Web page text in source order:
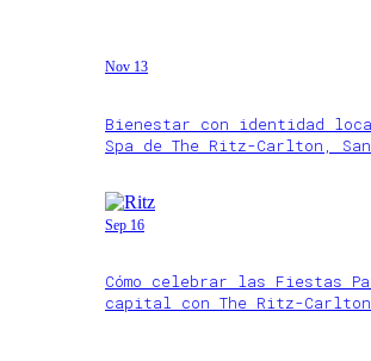
Nov 13
Bienestar con identidad
Spa de The Ritz-Carlton,
Sep 16
Cómo celebrar las Fiestas
capital con The Ritz-